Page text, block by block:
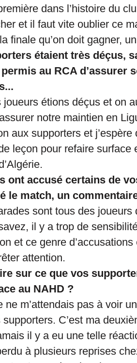
dans l’histoire du
et il faut vite oublier ce
finale qu’on doit gagner,
étaient très déçus,
au RCA d’assurer
joueurs étions déçus et on
notre maintien en
aux supporters et
leçon pour refaire surface
ont accusé certains de
le match, un
sont tous des joueurs
il y a trop de
et ce genre
attention.
sur ce que vos
au NAHD ?
ne m’attendais pas à voir
C’est ma
il y a eu une telle
à plusieurs reprises